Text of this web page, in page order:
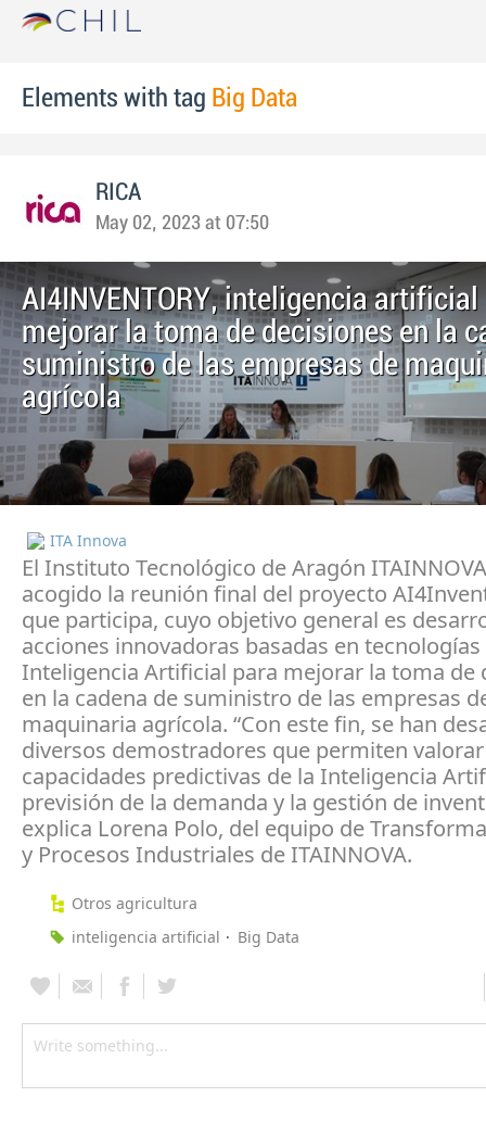
Elements with tag Big Data
RICA
May 02, 2023 at 07:50
AI4INVENTORY, inteligencia artificial
mejorar la toma de decisiones en la
suministro de las empresas de
agrícola
ITA Innova
El Instituto Tecnológico de Aragón
acogido la reunión final del proyecto
que participa, cuyo objetivo general es
acciones innovadoras basadas en tecnologías
Inteligencia Artificial para mejorar la toma de
en la cadena de suministro de las empresas
maquinaria agrícola. “Con este fin, se han
diversos demostradores que permiten
capacidades predictivas de la Inteligencia
previsión de la demanda y la gestión de
explica Lorena Polo, del equipo de
y Procesos Industriales de ITAINNOVA.
Otros agricultura
inteligencia artificial
Big Data